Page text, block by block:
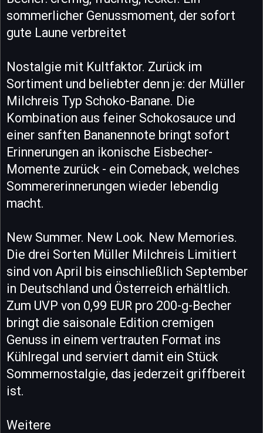
sommerlicher Genussmoment, der sofort
gute Laune verbreitet
Nostalgie mit Kultfaktor. Zurück im
Sortiment und beliebter denn je: der Müller
Milchreis Typ Schoko-Banane. Die
Kombination aus feiner Schokosauce und
einer sanften Bananennote bringt sofort
Erinnerungen an ikonische Eisbecher-
Momente zurück - ein Comeback, welches
Sommererinnerungen wieder lebendig
macht.
New Summer. New Look. New Memories.
Die drei Sorten Müller Milchreis Limitiert
sind von April bis einschließlich September
in Deutschland und Österreich erhältlich.
Zum UVP von 0,99 EUR pro 200-g-Becher
bringt die saisonale Edition cremigen
Genuss in einem vertrauten Format ins
Kühlregal und serviert damit ein Stück
Sommernostalgie, das jederzeit griffbereit
ist.
Weitere